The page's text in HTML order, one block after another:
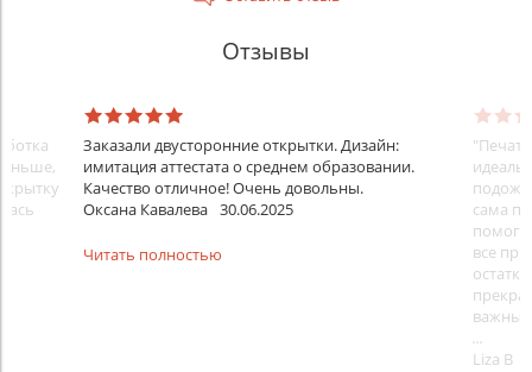
Отзывы
Заказали двусторонние открытки. Дизайн:
имитация аттестата о среднем образовании.
Качество отличное! Очень довольны.
Оксана Кавалева 30.06.2025
Читать полностью
сама
все
...
Liza B